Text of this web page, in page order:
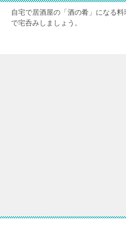
自宅で居酒屋の「酒の肴」になる
で宅呑みしましょう。